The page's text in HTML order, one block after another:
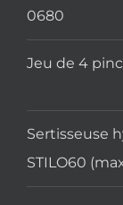
0680
Jeu de 4
Sertisseuse
STILO60